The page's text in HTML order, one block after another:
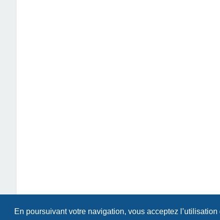
En poursuivant votre navigation, vous acceptez l’utilisation
Index du forum